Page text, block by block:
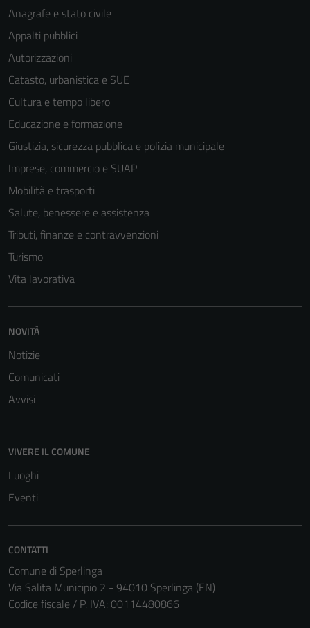
Anagrafe e stato civile
Appalti pubblici
Autorizzazioni
Catasto, urbanistica e SUE
Cultura e tempo libero
Educazione e formazione
Giustizia, sicurezza pubblica e polizia municipale
Imprese, commercio e SUAP
Mobilità e trasporti
Salute, benessere e assistenza
Tributi, finanze e contravvenzioni
Turismo
Vita lavorativa
NOVITÀ
Notizie
Comunicati
Avvisi
VIVERE IL COMUNE
Luoghi
Eventi
CONTATTI
Comune di Sperlinga
Via Salita Municipio 2 - 94010 Sperlinga (EN)
Codice fiscale / P. IVA: 00114480866